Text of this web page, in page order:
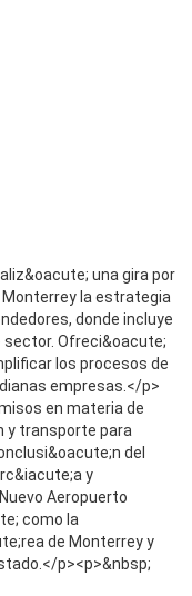
una gira por
Monterrey la estrategia
donde incluye
Ofreci&oacute;
los procesos de
empresas.</p>
en materia de
y transporte para
del
y
Aeropuerto
como la
de Monterrey y
p><p>&nbsp;